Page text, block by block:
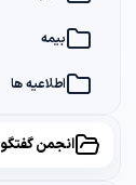
بیمه
اطلاعیه ها
انجمن گفتگو